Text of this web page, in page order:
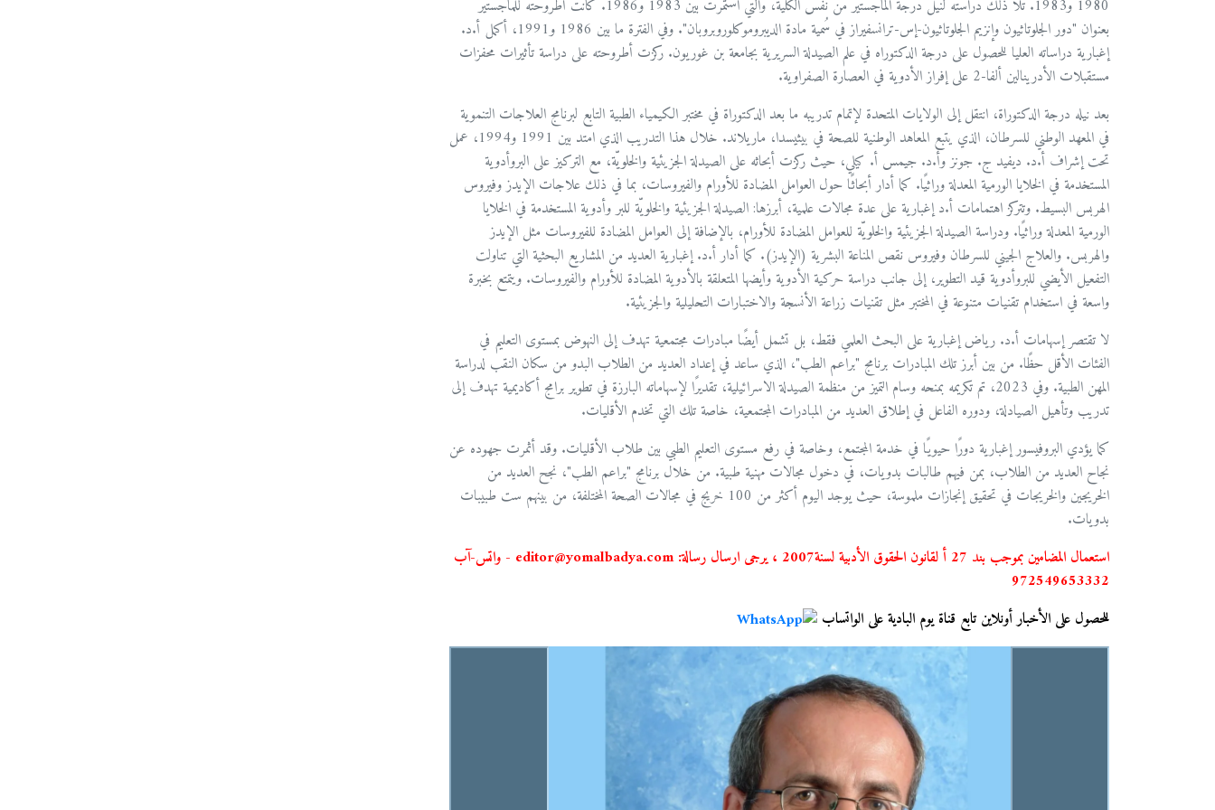
1980 و1983. تلا ذلك دراسته لنيل درجة الماجستير من نفس الكلية، والتي استمرت بين 1983 و1986. كانت أطروحته للماجستير
بعنوان "دور الجلوتاثيون وإنزيم الجلوتاثيون-إس-ترانسفيراز في سُمية مادة الديبروموكلوروبروبان". وفي الفترة ما بين 1986 و1991، أكمل أ.د.
إغبارية دراساته العليا للحصول على درجة الدكتوراه في علم الصيدلة السريرية بجامعة بن غوريون. ركزت أطروحته على دراسة تأثيرات محفزات
مستقبلات الأدرينالين ألفا-2 على إفراز الأدوية في العصارة الصفراوية.
بعد نيله درجة الدكتوراة، انتقل إلى الولايات المتحدة لإتمام تدريبه ما بعد الدكتوراة في مختبر الكيمياء الطبية التابع لبرنامج العلاجات التنموية
في المعهد الوطني للسرطان، الذي يتبع المعاهد الوطنية للصحة في بيثيسدا، ماريلاند. خلال هذا التدريب الذي امتد بين 1991 و1994، عمل
تحت إشراف أ.د. ديفيد ج. جونز وأ.د. جيمس أ. كيلي، حيث ركزت أبحاثه على الصيدلة الجزيئية والخلويّة، مع التركيز على البروأدوية
المستخدمة في الخلايا الورمية المعدلة وراثيًا. كما أدار أبحاثًا حول العوامل المضادة للأورام والفيروسات، بما في ذلك علاجات الإيدز وفيروس
الهربس البسيط. وتتركز اهتمامات أ.د إغبارية على عدة مجالات علمية، أبرزها: الصيدلة الجزيئية والخلويّة للبر وأدوية المستخدمة في الخلايا
الورمية المعدلة وراثيًا. ودراسة الصيدلة الجزيئية والخلويّة للعوامل المضادة للأورام، بالإضافة إلى العوامل المضادة للفيروسات مثل الإيدز
والهربس. والعلاج الجيني للسرطان وفيروس نقص المناعة البشرية (الإيدز). كما أدار أ.د. إغبارية العديد من المشاريع البحثية التي تناولت
التفعيل الأيضي للبروأدوية قيد التطوير، إلى جانب دراسة حركية الأدوية وأيضها المتعلقة بالأدوية المضادة للأورام والفيروسات. ويتمتع بخبرة
واسعة في استخدام تقنيات متنوعة في المختبر مثل تقنيات زراعة الأنسجة والاختبارات التحليلية والجزيئية.
لا تقتصر إسهامات أ.د. رياض إغبارية على البحث العلمي فقط، بل تشمل أيضًا مبادرات مجتمعية تهدف إلى النهوض بمستوى التعليم في
الفئات الأقل حظًا. من بين أبرز تلك المبادرات برنامج "براعم الطب"، الذي ساعد في إعداد العديد من الطلاب البدو من سكان النقب لدراسة
المهن الطبية. وفي 2023، تم تكريمه بمنحه وسام التميز من منظمة الصيدلة الاسرائيلية، تقديرًا لإسهاماته البارزة في تطوير برامج أكاديمية تهدف إلى
تدريب وتأهيل الصيادلة، ودوره الفاعل في إطلاق العديد من المبادرات المجتمعية، خاصة تلك التي تخدم الأقليات.
كما يؤدي البروفيسور إغبارية دورًا حيويًا في خدمة المجتمع، وخاصة في رفع مستوى التعليم الطبي بين طلاب الأقليات. وقد أثمرت جهوده عن
نجاح العديد من الطلاب، بمن فيهم طالبات بدويات، في دخول مجالات مهنية طبية. من خلال برنامج "براعم الطب"، نجح العديد من
الخريجين والخريجات في تحقيق إنجازات ملموسة، حيث يوجد اليوم أكثر من 100 خريج في مجالات الصحة المختلفة، من بينهم ست طبيبات
بدويات.
استعمال المضامين بموجب بند 27 أ لقانون الحقوق الأدبية لسنة2007 ، يرجى ارسال رسالة: editor@yomalbadya.com - واتس-آب
972549653332
للحصول على الأخبار أونلاين تابع قناة يوم البادية على الواتساب